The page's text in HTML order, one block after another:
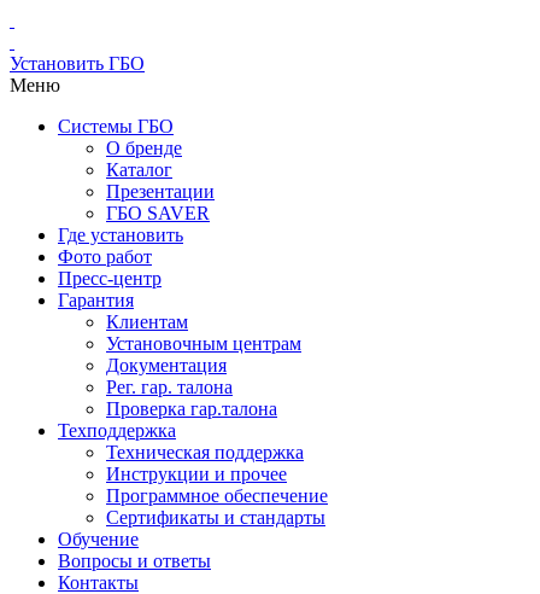
Установить ГБО
Меню
Системы ГБО
О бренде
Каталог
Презентации
ГБО SAVER
Где установить
Фото работ
Пресс-центр
Гарантия
Клиентам
Установочным центрам
Документация
Рег. гар. талона
Проверка гар.талона
Техподдержка
Техническая поддержка
Инструкции и прочее
Программное обеспечение
Сертификаты и стандарты
Обучение
Вопросы и ответы
Контакты